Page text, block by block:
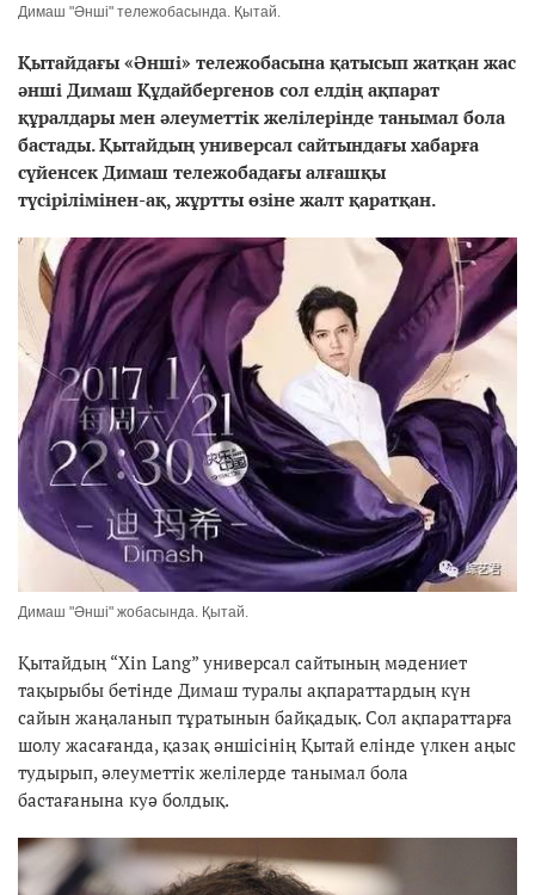
Димаш "Әнші" тележобасында. Қытай.
Қытайдағы «Әнші» тележобасына қатысып жатқан жас
әнші Димаш Құдайбергенов сол елдің ақпарат
құралдары мен әлеуметтік желілерінде танымал бола
бастады. Қытайдың универсал сайтындағы хабарға
сүйенсек Димаш тележобадағы алғашқы
түсірілімінен-ақ, жұртты өзіне жалт қаратқан.
Димаш "Әнші" жобасында. Қытай.
Қытайдың “Xin Lang” универсал сайтының мәдениет
тақырыбы бетінде Димаш туралы ақпараттардың күн
сайын жаңаланып тұратынын байқадық. Сол ақпараттарға
шолу жасағанда, қазақ әншісінің Қытай елінде үлкен аңыс
тудырып, әлеуметтік желілерде танымал бола
бастағанына куә болдық.